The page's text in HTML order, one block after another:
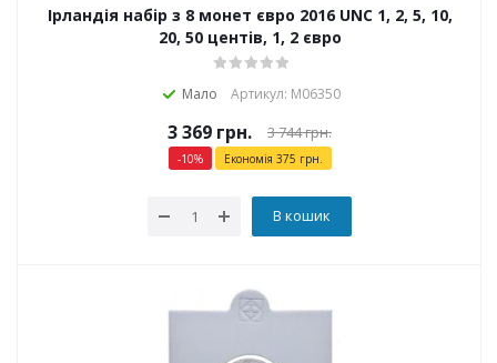
Ірландія набір з 8 монет євро 2016 UNC 1, 2, 5, 10,
20, 50 центів, 1, 2 євро
Мало Артикул: М06350
3 369 грн. 3 744грн.
-10% Економія 375 грн.
В кошик